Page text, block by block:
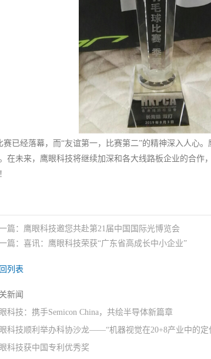
赛已经落幕，而“友谊第一，比赛第二”的精神深入人心
在未来，鹰眼科技将继续加深和各大线路板企业的合作
篇： 鹰眼科技邀您共赴第21届中国国际光博览会
篇： 喜讯：鹰眼科技荣获“广东省高成长中小企业”
列表
新闻
科技：携手Semicon China，共绘半导体新篇章
科技顺利举办科协沙龙——“机器视觉在20+8产业中的定
科技获中国专利优秀奖